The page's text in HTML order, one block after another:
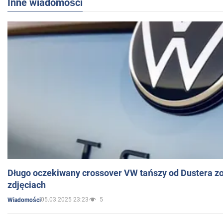
Inne wiadomości
Długo oczekiwany crossover VW tańszy od Dustera
zdjęciach
Wiadomości05.03.2025 23:23 5